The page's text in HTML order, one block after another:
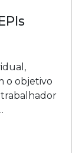
o objetivo